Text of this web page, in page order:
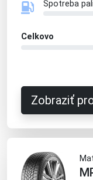
Spotreba
Celkovo
Zobraziť